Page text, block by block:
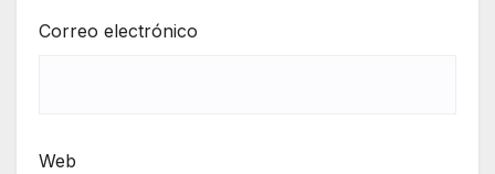
Correo electrónico
Web